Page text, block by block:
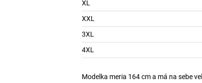
XL
XXL
3XL
4XL
Modelka meria 164 cm a má na sebe